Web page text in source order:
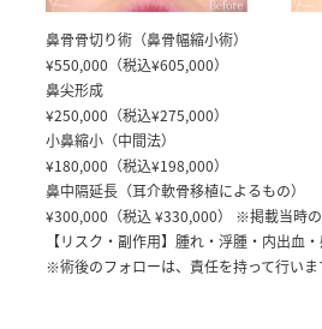
鼻骨骨切り術（鼻骨幅縮小術）
¥550,000（税込¥605,000）
鼻尖形成
¥250,000（税込¥275,000）
小鼻縮小（中間法）
¥180,000（税込¥198,000）
鼻中隔延長（耳介軟骨移植によるもの）
¥300,000（税込 ¥330,000） ※掲載当時
【リスク・副作用】腫れ・浮腫・内出血
※術後のフォローは、責任を持って行いま